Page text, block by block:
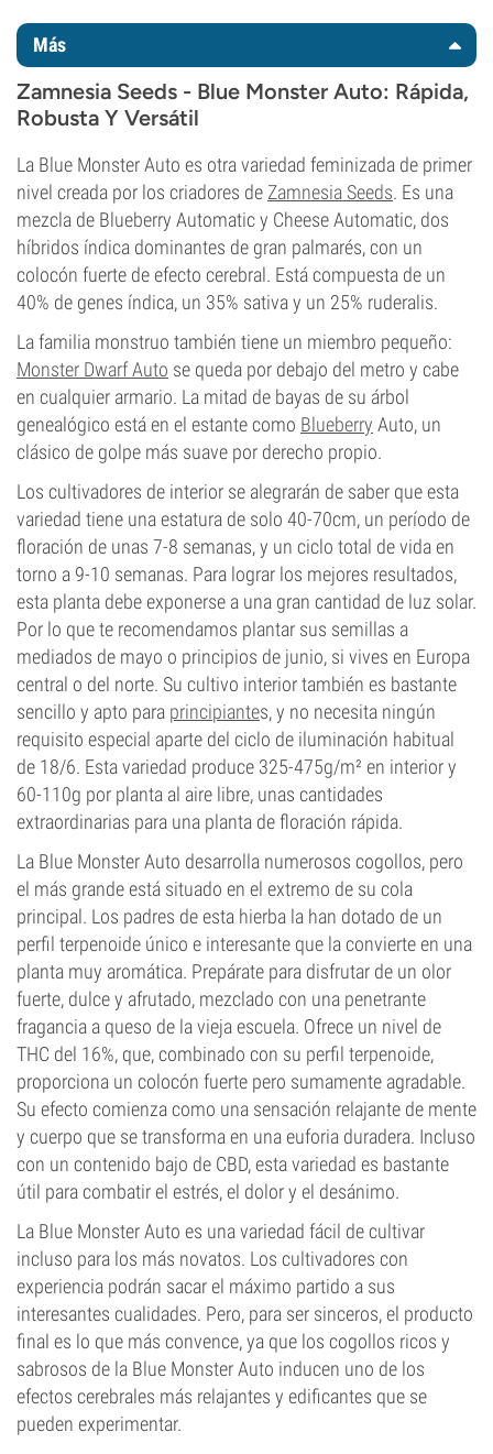
Más
Zamnesia Seeds - Blue Monster Auto: Rápida,
Robusta Y Versátil
La Blue Monster Auto es otra variedad feminizada de primer
nivel creada por los criadores de Zamnesia Seeds. Es una
mezcla de Blueberry Automatic y Cheese Automatic, dos
híbridos índica dominantes de gran palmarés, con un
colocón fuerte de efecto cerebral. Está compuesta de un
40% de genes índica, un 35% sativa y un 25% ruderalis.
La familia monstruo también tiene un miembro pequeño:
Monster Dwarf Auto se queda por debajo del metro y cabe
en cualquier armario. La mitad de bayas de su árbol
genealógico está en el estante como Blueberry Auto, un
clásico de golpe más suave por derecho propio.
Los cultivadores de interior se alegrarán de saber que esta
variedad tiene una estatura de solo 40-70cm, un período de
floración de unas 7-8 semanas, y un ciclo total de vida en
torno a 9-10 semanas. Para lograr los mejores resultados,
esta planta debe exponerse a una gran cantidad de luz solar.
Por lo que te recomendamos plantar sus semillas a
mediados de mayo o principios de junio, si vives en Europa
central o del norte. Su cultivo interior también es bastante
sencillo y apto para principiantes, y no necesita ningún
requisito especial aparte del ciclo de iluminación habitual
de 18/6. Esta variedad produce 325-475g/m² en interior y
60-110g por planta al aire libre, unas cantidades
extraordinarias para una planta de floración rápida.
La Blue Monster Auto desarrolla numerosos cogollos, pero
el más grande está situado en el extremo de su cola
principal. Los padres de esta hierba la han dotado de un
perfil terpenoide único e interesante que la convierte en una
planta muy aromática. Prepárate para disfrutar de un olor
fuerte, dulce y afrutado, mezclado con una penetrante
fragancia a queso de la vieja escuela. Ofrece un nivel de
THC del 16%, que, combinado con su perfil terpenoide,
proporciona un colocón fuerte pero sumamente agradable.
Su efecto comienza como una sensación relajante de mente
y cuerpo que se transforma en una euforia duradera. Incluso
con un contenido bajo de CBD, esta variedad es bastante
útil para combatir el estrés, el dolor y el desánimo.
La Blue Monster Auto es una variedad fácil de cultivar
incluso para los más novatos. Los cultivadores con
experiencia podrán sacar el máximo partido a sus
interesantes cualidades. Pero, para ser sinceros, el producto
final es lo que más convence, ya que los cogollos ricos y
sabrosos de la Blue Monster Auto inducen uno de los
efectos cerebrales más relajantes y edificantes que se
pueden experimentar.